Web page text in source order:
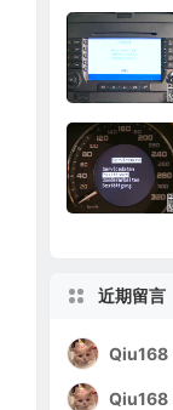
近期留言
Qiu168
Qiu168